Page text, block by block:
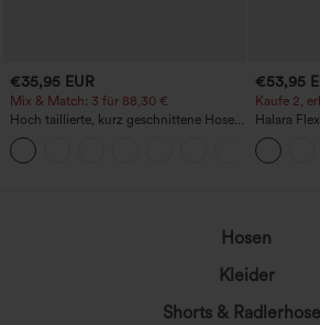
€35,95 EUR
Mix & Match: 3 für 88,30 €
Hoch taillierte, kurz geschnittene Hose
mit Reißverschlusstasche in Leinenoptik
€53,95
Kaufe 2,
Halara
Ballon-
Hosen
Kleider
Shorts &